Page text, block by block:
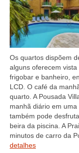
Os quartos dispõem
alguns oferecem vista
frigobar e banheiro,
LCD. O café da
quarto. A Pousada
manhã diário em
também pode
beira da piscina. A
minutos de carro da
detalhes